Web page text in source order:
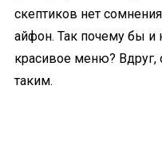
скептиков нет
айфон. Так почему бы и
красивое меню? Вдруг,
таким.